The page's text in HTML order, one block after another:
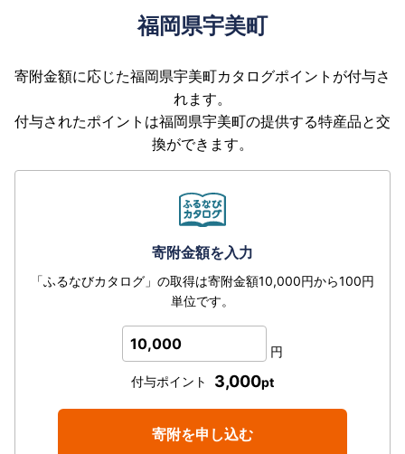
福岡県宇美町
寄附金額に応じた福岡県宇美町カタログポイントが付与さ
れます。
付与されたポイントは福岡県宇美町の提供する特産品と交
換ができます。
寄附金額を入力
「ふるなびカタログ」の取得は寄附金額10,000円から100円
単位です。
10,000
円
付与ポイント
3,000pt
寄附を申し込む